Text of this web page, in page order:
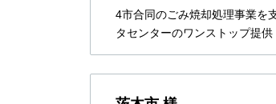
4市合同のごみ焼却処理事業を
タセンターのワンストップ提供